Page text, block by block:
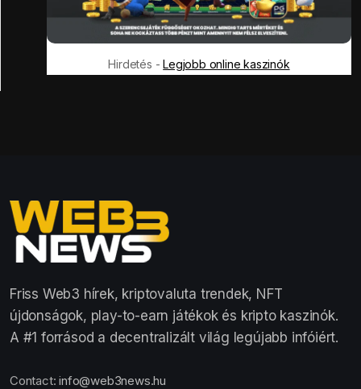
Hirdetés -Legjobb online kaszinók
Friss Web3 hírek, kriptovaluta trendek, NFT
újdonságok, play-to-earn játékok és kripto kaszinók.
A #1 forrásod a decentralizált világ legújabb infóiért.
Contact:info@web3news.hu